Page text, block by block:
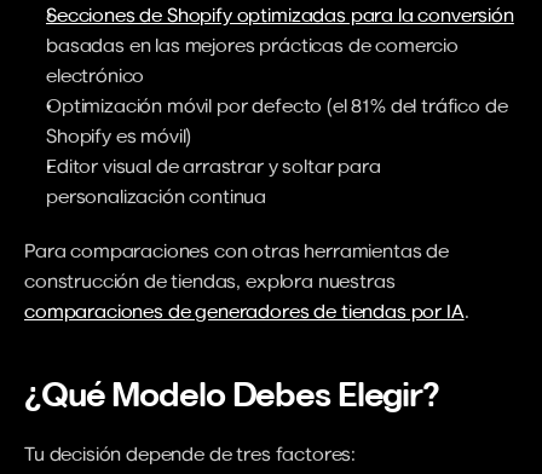
Secciones de Shopify optimizadas para la conversión
basadas en las mejores prácticas de comercio
electrónico
Optimización móvil por defecto (el 81% del tráfico de
Shopify es móvil)
Editor visual de arrastrar y soltar para
personalización continua
Para comparaciones con otras herramientas de
construcción de tiendas, explora nuestras
comparaciones de generadores de tiendas por IA.
¿Qué Modelo Debes Elegir?
Tu decisión depende de tres factores: